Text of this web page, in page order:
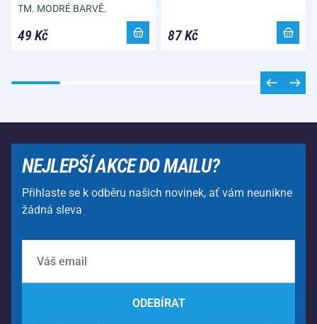
TM. MODRÉ BARVĚ.
49 Kč 87 Kč
NEJLEPŠÍ AKCE DO MAILU?
Přihlaste se k odběru našich novinek, ať vám neunikne
žádná sleva
ODEBÍRAT